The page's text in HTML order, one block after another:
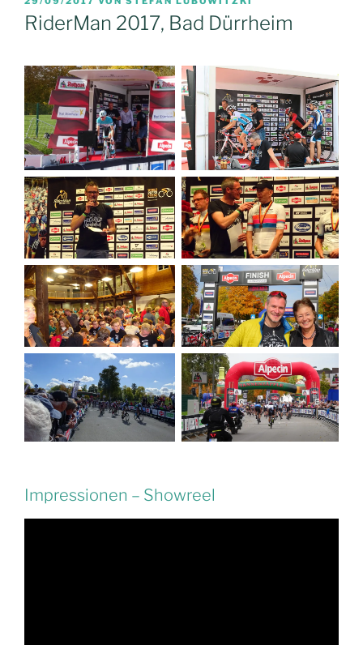
AM
RiderMan 2017, Bad Dürrheim
Impressionen – Showreel